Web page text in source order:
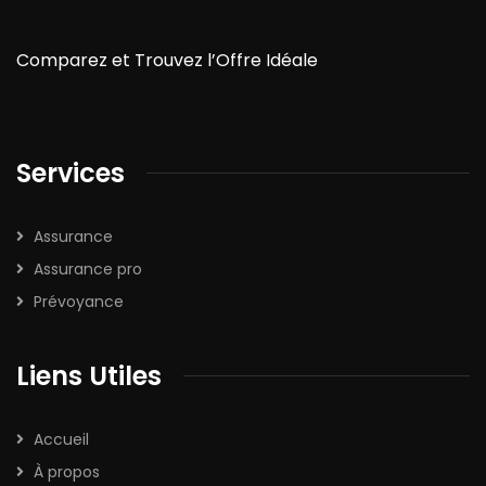
Comparez et Trouvez l’Offre Idéale
Services
Assurance
Assurance pro
Prévoyance
Liens Utiles
Accueil
À propos